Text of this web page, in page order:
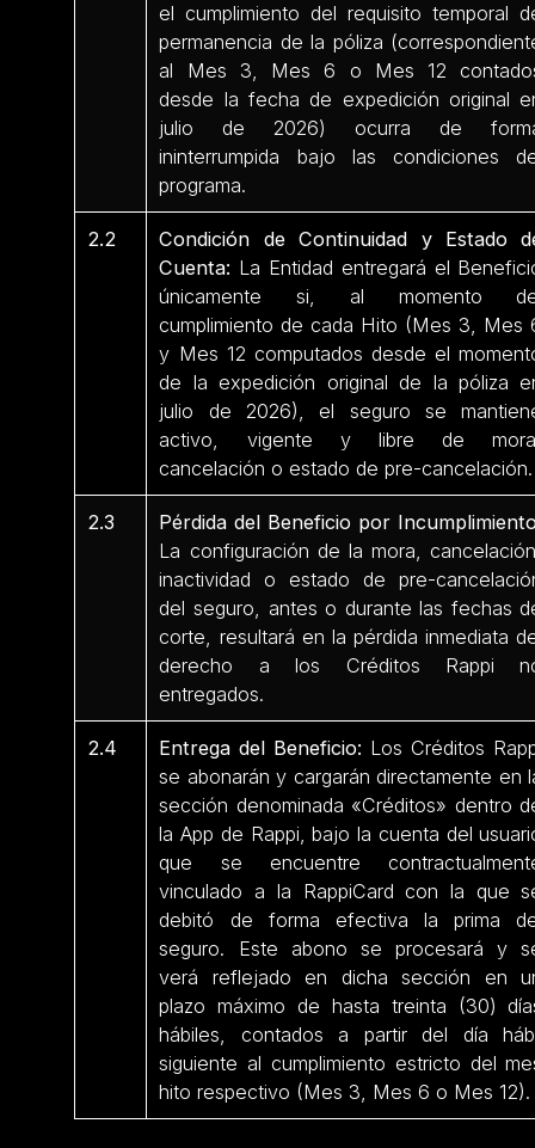
el cumplimiento del requisito temporal
permanencia de la póliza
al Mes 3, Mes 6 o Mes 12
desde la fecha de expedición original
julio de 2026) ocurra de
ininterrumpida bajo las condiciones
programa.
2.2
Condición de Continuidad y Estado
Cuenta: La Entidad entregará el
únicamente si, al momento
cumplimiento de cada Hito (Mes 3, Mes
y Mes 12 computados desde el
de la expedición original de la póliza
julio de 2026), el seguro se
activo, vigente y libre de
cancelación o estado de pre-cancelación.
2.3
Pérdida del Beneficio por
La configuración de la mora,
inactividad o estado de pre-
del seguro, antes o durante las fechas
corte, resultará en la pérdida inmediata
derecho a los Créditos Rappi
entregados.
2.4 Entrega del Beneficio: Los Créditos
se abonarán y cargarán directamente en
sección denominada «Créditos» dentro
la App de Rappi, bajo la cuenta del
que se encuentre
vinculado a la RappiCard con la que
debitó de forma efectiva la prima
seguro. Este abono se procesará y
verá reflejado en dicha sección en
plazo máximo de hasta treinta (30)
hábiles, contados a partir del día
siguiente al cumplimiento estricto del
hito respectivo (Mes 3, Mes 6 o Mes 12).